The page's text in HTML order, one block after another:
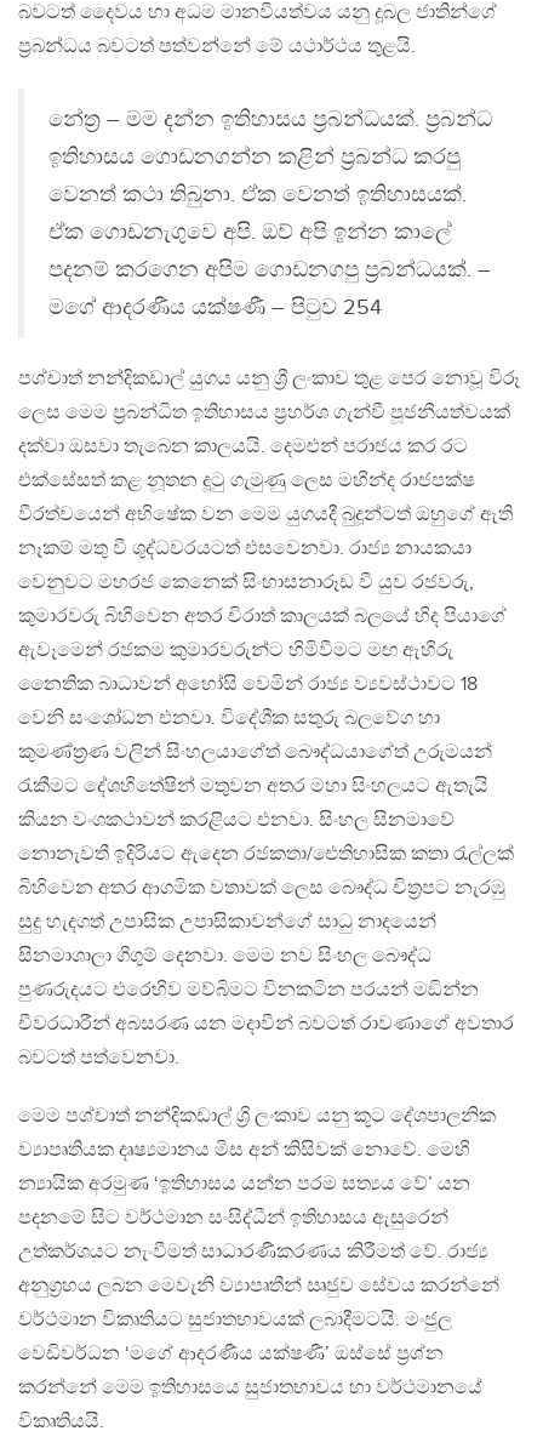
බවටත් දෛවය හා අධම මානවීයත්වය යනු දූබල ජාතින්ගේ
ප්‍රබන්ධය බවටත් පත්වන්නේ මේ යථාර්ථය තුළයි.
නේත්‍ර – මම දන්න ඉතිහාසය ප්‍රබන්ධයක්. ප්‍රබන්ධ
ඉතිහාසය ගොඩනගන්න කළින් ප්‍රබන්ධ කරපු
වෙනත් කථා තිබුනා. ඒක වෙනත් ඉතිහාසයක්.
ඒක ගොඩනැගුවෙ අපි. ඔව් අපි ඉන්න කාලේ
පදනම් කරගෙන අපිම ගොඩනගපු ප්‍රබන්ධයක්. –
මගේ ආදරණීය යක්ෂණී – පිටුව 254
පශ්චාත් නන්දිකඩාල් යුගය යනු ශ්‍රී ලංකාව තුළ පෙර නොවූ විරූ
ලෙස මෙම ප්‍රබන්ධිත ඉතිහාසය ප්‍රහර්ශ ගැන්වී පූජනීයත්වයක්
දක්වා ඔසවා තැබෙන කාලයයි. දෙමළුන් පරාජය කර රට
එක්සේසත් කළ නූතන දූටු ගැමුණු ලෙස මහින්ද රාජපක්ෂ
වීරත්වයෙන් අභිෂේක වන මෙම යුගයදී බුදූන්ටත් ඔහුගේ ඇති
නෑකම් මතු වී ශුද්ධවරයටත් එසවෙනවා. රාජ්‍ය නායකයා
වෙනුවට මහරජ කෙනෙක් සිංහාසනාරූඩ වී යුව රජවරු,
කුමාරවරු බිහිවෙන අතර චිරාත් කාලයක් බලයේ හිද පියාගේ
ඇවෑමෙන් රජකම කුමාරවරුන්ට හිමිවීමට මඟ ඇහිරු
නෛතික බාධාවන් අහෝසි වෙමින් රාජ්‍ය ව්‍යවස්ථාවට 18
වෙනි සංශෝධන එනවා. විදේශීක සතුරු බලවේග හා
කුමණ්ත්‍රණ වලින් සිංහලයාගේත් බෞද්ධයාගේත් උරුමයන්
රැකීමට දේශහිතේෂින් මතුවන අතර මහා සිංහලයට ඇතැයි
කියන වංශකථාවන් කරළියට එනවා. සිංහල සිනමාවේ
නොනැවතී ඉදිරියට ඇදෙන රජකතා/ඓතිහාසික කතා රැල්ලක්
බිහිවෙන අතර ආගමික වතාවක් ලෙස බෞද්ධ චිත්‍රපට නැරඹු
සුදු හැදගත් උපාසික උපාසිකාවන්ගේ සාධු නාදයෙන්
සිනමාශාලා ගිගුම් දෙනවා. මෙම නව සිංහල බෞද්ධ
පුණරුදයට එරෙහිව මව්බිමට විනකටින පරයන් මඞින්න
චීවරධාරීන් අබසරණ යන මදාවීන් බවටත් රාවණාගේ අවතාර
බවටත් පත්වෙනවා.
මෙම පශ්චාත් නන්දිකඩාල් ශ්‍රි ලංකාව යනු කූට දේශපාලනික
ව්‍යාපෘතියක දෘෂ්‍යමානය මිස අන් කිසිවක් නොවේ. මෙහි
න්‍යායික අරමුණ ‘ඉතිහාසය යන්න පරම සත්‍යය වේ’ යන
පදනමේ සිට වර්ථමාන සංසිද්ධීන් ඉතිහාසය ඇසුරෙන්
උත්කර්ශයට නැංවීමත් සාධාරණීකරණය කිරීමත් වේ. රාජ්‍ය
අනුග්‍රහය ලබන මෙවැනි ව්‍යාපෘතීන් ඍජුව සේවය කරන්නේ
වර්ථමාන විකෘතියට සුජාතභාවයක් ලබාදීමටයි. මංජුල
වෙඩිවර්ධන ‘මගේ ආදරණීය යක්ෂණී’ ඔස්සේ ප්‍රශ්න
කරන්නේ මෙම ඉතිහාසයෙ සුජාතභාවය හා වර්ථමානයේ
විකෘතියයි.